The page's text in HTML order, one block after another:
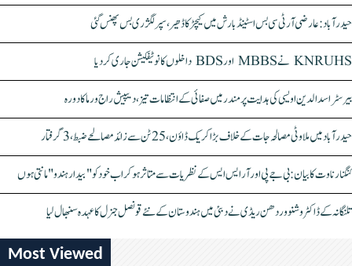
حیدرآباد: عارضی آر ٹی سی بس اسٹینڈ بارش میں کیچڑ کا ڈھیر، سپر لگژری بس پھنس گئی
KNRUHS نے MBBS اور BDS داخلوں کا نوٹیفکیشن جاری کر دیا
بیرسٹر اسدالدین اویسی کی ہدایت پر مندر میں صفائی کے انتظامات تیز، دیپیش راج ورما کا دورہ
حیدرآباد میں ملاوٹی مصالحہ جات کے خلاف بڑا کریک ڈاؤن، 25 ٹن سے زائد مصالحے ضبط، 3 گرفتار
کنگنا رناوت کا بیان: بی جے پی اور آر ایس ایس کے نظریات سے متاثر ہو کر اب خود کو "بیدار ہندو" مانتی ہوں
تلنگانہ کے ڈاکٹر وشنو وردھن ریڈی نے دبئی میں ہندوستان کے نئے قونصل جنرل کا عہدہ سنبھال لیا
Most Viewed